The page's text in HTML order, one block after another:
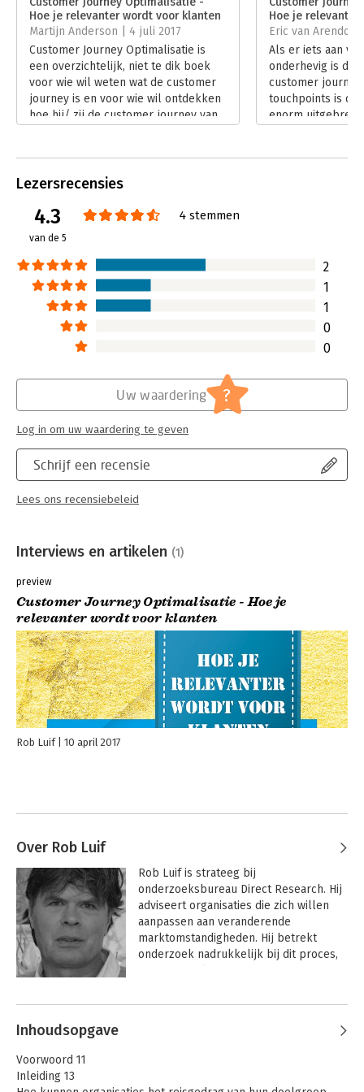
Hoofdrubriek: Marketing
Hoe je relevanter wordt voor klanten
Martijn Anderson | 4 juli 2017
Customer Journey Optimalisatie is
een overzichtelijk, niet te dik boek
voor wie wil weten wat de customer
journey is en voor wie wil ontdekken
hoe hij/ zij de customer journey van
Hoe je
Eric van
Als er iets aan
onderhevig is
customer
touchpoints is de
enorm uitgebreid.
Lezersrecensies
4.3
van de 5
4 stemmen
2
1
1
0
0
Schrijf een recensie
Lees ons recensiebeleid
Uw waardering ?
Log in om uw waardering te geven
Interviews en artikelen (1)
preview
Customer Journey Optimalisatie - Hoe je
relevanter wordt voor klanten
Rob Luif 10 april 2017
Over Rob Luif
Rob Luif is strateeg bij
onderzoeksbureau Direct Research. Hij
adviseert organisaties die zich willen
aanpassen aan veranderende
marktomstandigheden. Hij betrekt
onderzoek nadrukkelijk bij dit proces,
Inhoudsopgave
Voorwoord 11
Inleiding 13